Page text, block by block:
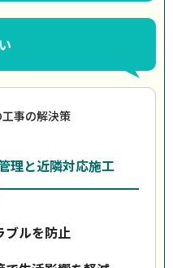
事の解決策
理と近隣対応施工
ブルを防止